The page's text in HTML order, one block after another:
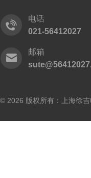
电话
021-56412027
邮箱
© 2026 版权所有：上海徐